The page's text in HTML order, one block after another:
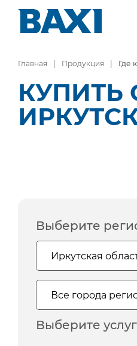
Главная Продукция Где
КУПИТЬ
Выберите
Выберите